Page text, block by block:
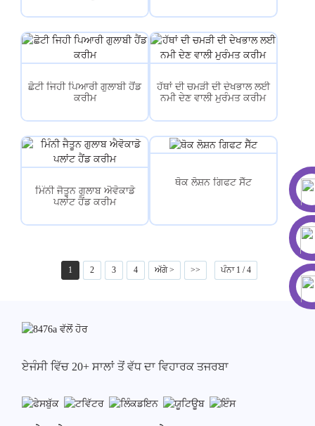
ਛੋਟੀ ਜਿਹੀ ਪਿਆਰੀ ਗੁਲਾਬੀ ਹੈਂਡ
ਕਰੀਮ
ਹੱਥਾਂ ਦੀ ਚਮੜੀ ਦੀ ਦੇਖਭਾਲ ਲਈ
ਨਮੀ ਦੇਣ ਵਾਲੀ ਮੁਰੰਮਤ ਕਰੀਮ
ਮਿੰਨੀ ਜੈਤੂਨ ਗੁਲਾਬ ਐਵੋਕਾਡੋ
ਪਲਾਂਟ ਹੈਂਡ ਕਰੀਮ
ਥੋਕ ਲੋਸ਼ਨ ਗਿਫਟ ਸੈੱਟ
1 2 3 4 ਅੱਗੇ > >> ਪੰਨਾ 1 / 4
ਏਜੰਸੀ ਵਿੱਚ 20+ ਸਾਲਾਂ ਤੋਂ ਵੱਧ ਦਾ ਵਿਹਾਰਕ ਤਜਰਬਾ